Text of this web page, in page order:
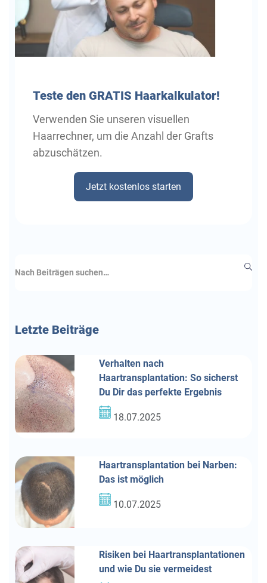
Teste den GRATIS Haarkalkulator!
Verwenden Sie unseren visuellen
Haarrechner, um die Anzahl der Grafts
abzuschätzen.
Jetzt kostenlos starten
Letzte Beiträge
Verhalten nach
Haartransplantation: So sicherst
Du Dir das perfekte Ergebnis
18.07.2025
Haartransplantation bei Narben:
Das ist möglich
10.07.2025
Risiken bei Haartransplantationen
und wie Du sie vermeidest